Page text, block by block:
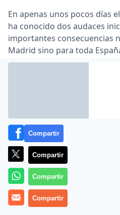
En apenas unos pocos días
ha conocido dos audaces
importantes consecuencias
Madrid sino para toda
a la política nacional la
I. DÍAZ AYUSO JUEGA Y GANA
«MÁS MADRID»
El miércoles 10 de marzo
Ciudadanos presentaba una
contra el presidente regional
Compartir
Compartir
Compartir
Compartir